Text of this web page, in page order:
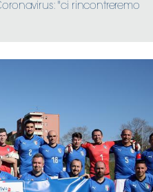
"ci rincontreremo